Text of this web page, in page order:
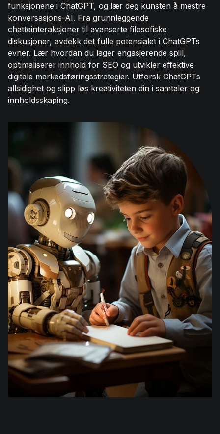
funksjonene i ChatGPT, og lær deg kunsten å mestre
konversasjons-AI. Fra grunnleggende
chatteinteraksjoner til avanserte filosofiske
diskusjoner, avdekk det fulle potensialet i ChatGPTs
evner. Lær hvordan du lager engasjerende spill,
optimaliserer innhold for SEO og utvikler effektive
digitale markedsføringsstrategier. Utforsk ChatGPTs
allsidighet og slipp løs kreativiteten din i samtaler og
innholdsskaping.